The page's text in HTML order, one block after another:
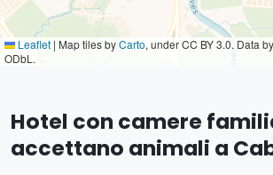
Leaflet | Map tiles byCarto, under CC BY 3.0. Data
ODbL.
Hotel con camere
accettano animali a